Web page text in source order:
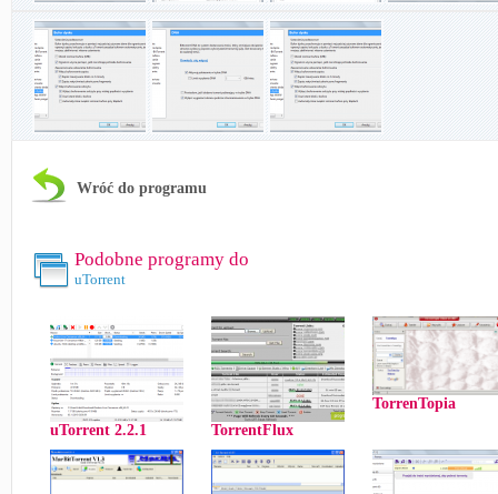
Wróć do programu
Podobne programy do
uTorrent
uTorrent 2.2.1 TorrentFlux
TorrenTopia